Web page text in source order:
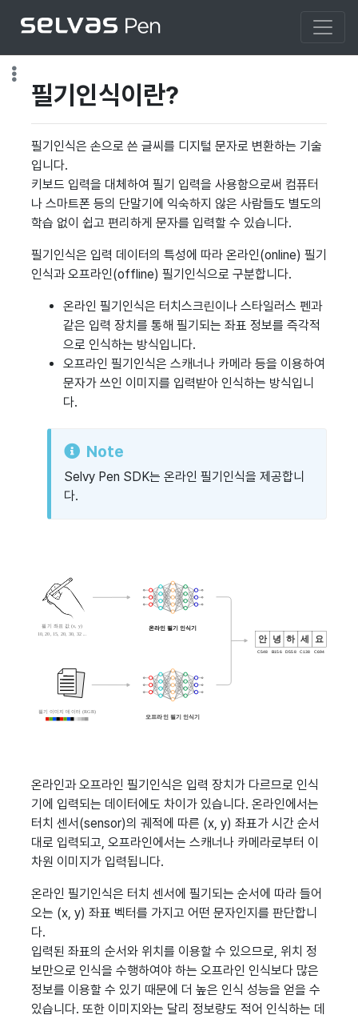
필기인식이란?
필기인식은 손으로 쓴 글씨를 디지털 문자로 변환하는 기술
입니다.
키보드 입력을 대체하여 필기 입력을 사용함으로써 컴퓨터
나 스마트폰 등의 단말기에 익숙하지 않은 사람들도 별도의
학습 없이 쉽고 편리하게 문자를 입력할 수 있습니다.
필기인식은 입력 데이터의 특성에 따라 온라인(online) 필기
인식과 오프라인(offline) 필기인식으로 구분합니다.
온라인 필기인식은 터치스크린이나 스타일러스 펜과
같은 입력 장치를 통해 필기되는 좌표 정보를 즉각적
으로 인식하는 방식입니다.
오프라인 필기인식은 스캐너나 카메라 등을 이용하여
문자가 쓰인 이미지를 입력받아 인식하는 방식입니
다.
Note
Selvy Pen SDK는 온라인 필기인식을 제공합니
다.
온라인과 오프라인 필기인식은 입력 장치가 다르므로 인식
기에 입력되는 데이터에도 차이가 있습니다. 온라인에서는
터치 센서(sensor)의 궤적에 따른 (x, y) 좌표가 시간 순서
대로 입력되고, 오프라인에서는 스캐너나 카메라로부터 이
차원 이미지가 입력됩니다.
온라인 필기인식은 터치 센서에 필기되는 순서에 따라 들어
오는 (x, y) 좌표 벡터를 가지고 어떤 문자인지를 판단합니
다.
입력된 좌표의 순서와 위치를 이용할 수 있으므로, 위치 정
보만으로 인식을 수행하여야 하는 오프라인 인식보다 많은
정보를 이용할 수 있기 때문에 더 높은 인식 성능을 얻을 수
있습니다. 또한 이미지와는 달리 정보량도 적어 인식하는 데